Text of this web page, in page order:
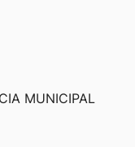
MUNICIPAL